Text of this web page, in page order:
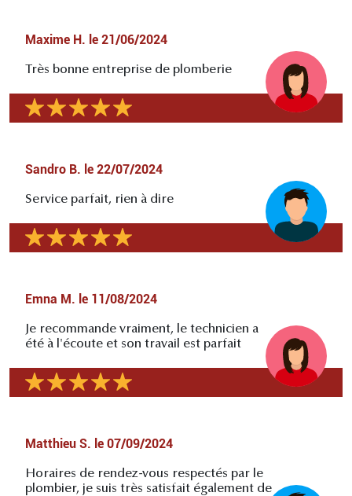
Maxime H. le 21/06/2024
Très bonne entreprise de plomberie
Sandro B. le 22/07/2024
Service parfait, rien à dire
Emna M. le 11/08/2024
Je recommande vraiment, le technicien a
été à l'écoute et son travail est parfait
Matthieu S. le 07/09/2024
Horaires de rendez-vous respectés par le
plombier, je suis très satisfait également de